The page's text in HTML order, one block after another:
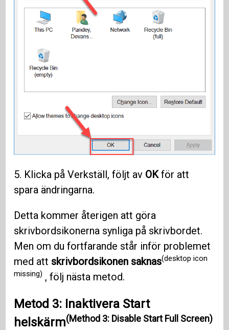
5. Klicka på Verkställ, följt av OKför att
spara ändringarna.
Detta kommer återigen att göra
skrivbordsikonerna synliga på skrivbordet.
Men om du fortfarande står inför problemet
med att skrivbordsikonen saknas(desktop icon
missing) , följ nästa metod.
Metod 3: Inaktivera Start
helskärm(Method 3: Disable Start Full Screen)